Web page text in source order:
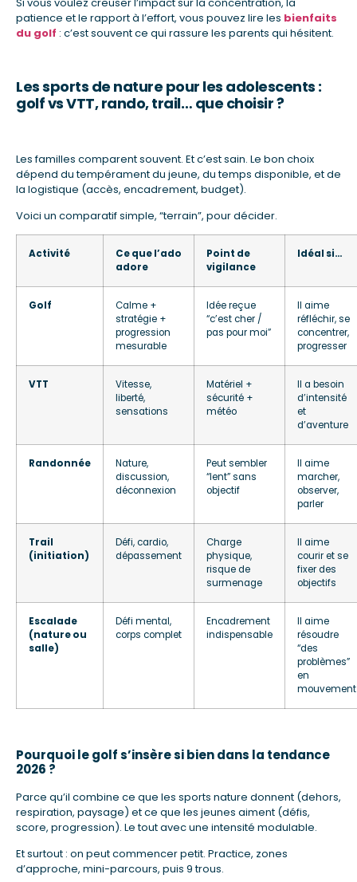
patience et le rapport à l’effort, vous pouvez lire les bienfaits
du golf : c’est souvent ce qui rassure les parents qui hésitent.
Les sports de nature pour les adolescents :
golf vs VTT, rando, trail… que choisir ?
Les familles comparent souvent. Et c’est sain. Le bon choix
dépend du tempérament du jeune, du temps disponible, et de
la logistique (accès, encadrement, budget).
Voici un comparatif simple, “terrain”, pour décider.
Activité
Ce que l’ado
adore
Point de
vigilance
Idéal si…
Golf
Calme +
stratégie +
progression
mesurable
Idée reçue
“c’est cher /
pas pour moi”
Il aime
réfléchir, se
concentrer,
progresser
VTT
Vitesse,
liberté,
sensations
Matériel +
sécurité +
météo
Il a besoin
d’intensité
et
d’aventure
Randonnée
Nature,
discussion,
déconnexion
Peut sembler
“lent” sans
objectif
Il aime
marcher,
observer,
parler
Trail
(initiation)
Défi, cardio,
dépassement
Charge
physique,
risque de
surmenage
Il aime
courir et se
fixer des
objectifs
Escalade
(nature ou
salle)
Défi mental,
corps complet
Encadrement
indispensable
Il aime
résoudre
“des
problèmes”
en
mouvement
Pourquoi le golf s’insère si bien dans la tendance
2026 ?
Parce qu’il combine ce que les sports nature donnent (dehors,
respiration, paysage) et ce que les jeunes aiment (défis,
score, progression). Le tout avec une intensité modulable.
Et surtout : on peut commencer petit. Practice, zones
d’approche, mini-parcours, puis 9 trous.